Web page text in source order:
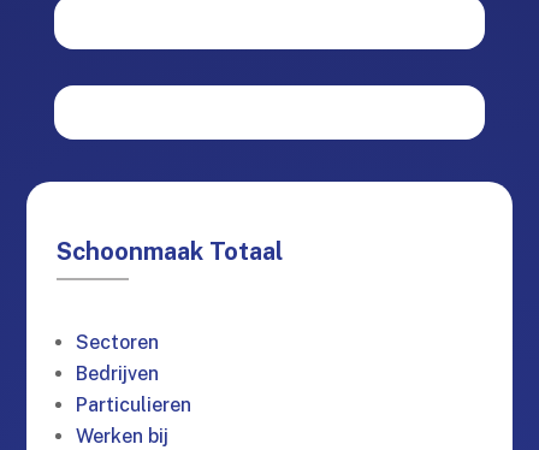
Schoonmaak Totaal
Sectoren
Bedrijven
Particulieren
Werken bij